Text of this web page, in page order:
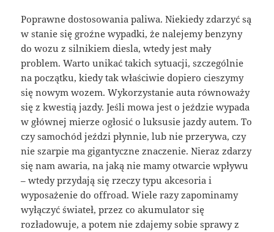
Poprawne dostosowania paliwa. Niekiedy zdarzyć są
w stanie się groźne wypadki, że nalejemy benzyny
do wozu z silnikiem diesla, wtedy jest mały
problem. Warto unikać takich sytuacji, szczególnie
na początku, kiedy tak właściwie dopiero cieszymy
się nowym wozem. Wykorzystanie auta równoważy
się z kwestią jazdy. Jeśli mowa jest o jeździe wypada
w głównej mierze ogłosić o luksusie jazdy autem. To
czy samochód jeździ płynnie, lub nie przerywa, czy
nie szarpie ma gigantyczne znaczenie. Nieraz zdarzy
się nam awaria, na jaką nie mamy otwarcie wpływu
– wtedy przydają się rzeczy typu akcesoria i
wyposażenie do offroad. Wiele razy zapominamy
wyłączyć świateł, przez co akumulator się
rozładowuje, a potem nie zdajemy sobie sprawy z